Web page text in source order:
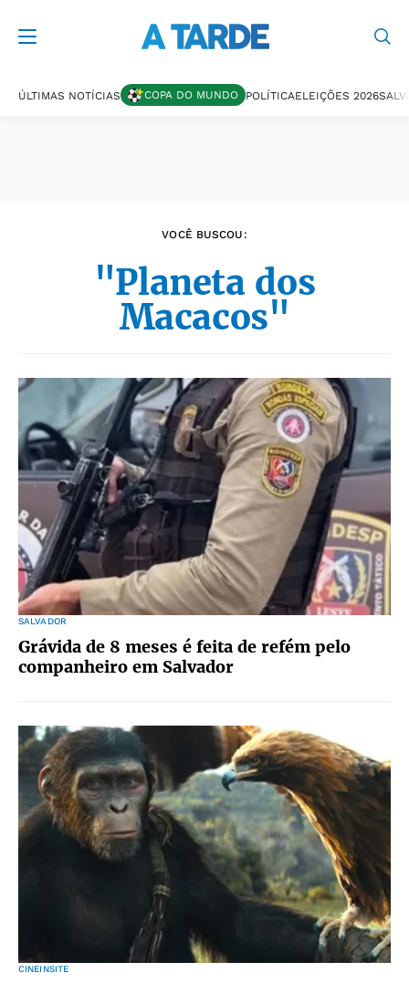
ÚLTIMAS NOTÍCIAS COPA DO MUNDO POLÍTICAELEIÇÕES 2026
VOCÊ BUSCOU:
"Planeta dos
Macacos"
SALVADOR
Grávida de 8 meses é feita de refém pelo
companheiro em Salvador
CINEINSITE